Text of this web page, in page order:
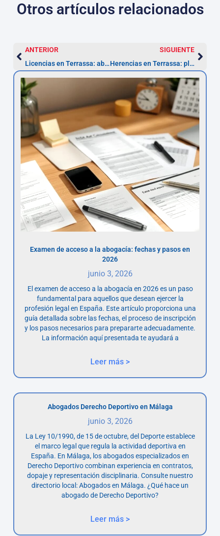
Otros artículos relacionados
ANTERIOR
Licencias en Terrassa: abogados urbanismo (1–3 meses)
SIGUIENTE
Herencias en Terrassa: plazo 6 meses y pasos 2026
Examen de acceso a la abogacía: fechas y pasos en
2026
junio 3, 2026
El examen de acceso a la abogacía en 2026 es un paso
fundamental para aquellos que desean ejercer la
profesión legal en España. Este artículo proporciona una
guía detallada sobre las fechas, el proceso de inscripción
y los pasos necesarios para prepararte adecuadamente.
La información aquí presentada te ayudará a
Leer más >
Abogados Derecho Deportivo en Málaga
junio 3, 2026
La Ley 10/1990, de 15 de octubre, del Deporte establece
el marco legal que regula la actividad deportiva en
España. En Málaga, los abogados especializados en
Derecho Deportivo combinan experiencia en contratos,
dopaje y representación disciplinaria. Consulte nuestro
directorio local: Abogados en Málaga. ¿Qué hace un
abogado de Derecho Deportivo?
Leer más >